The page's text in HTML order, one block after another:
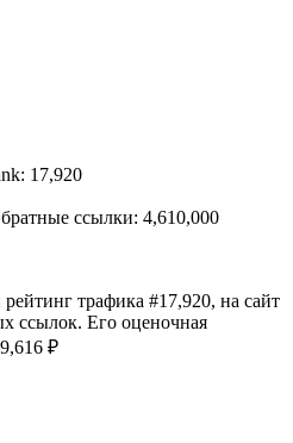
17,920
ссылки: 4,610,000
трафика #17,920, на сайт
ссылок. Его оценочная
₽